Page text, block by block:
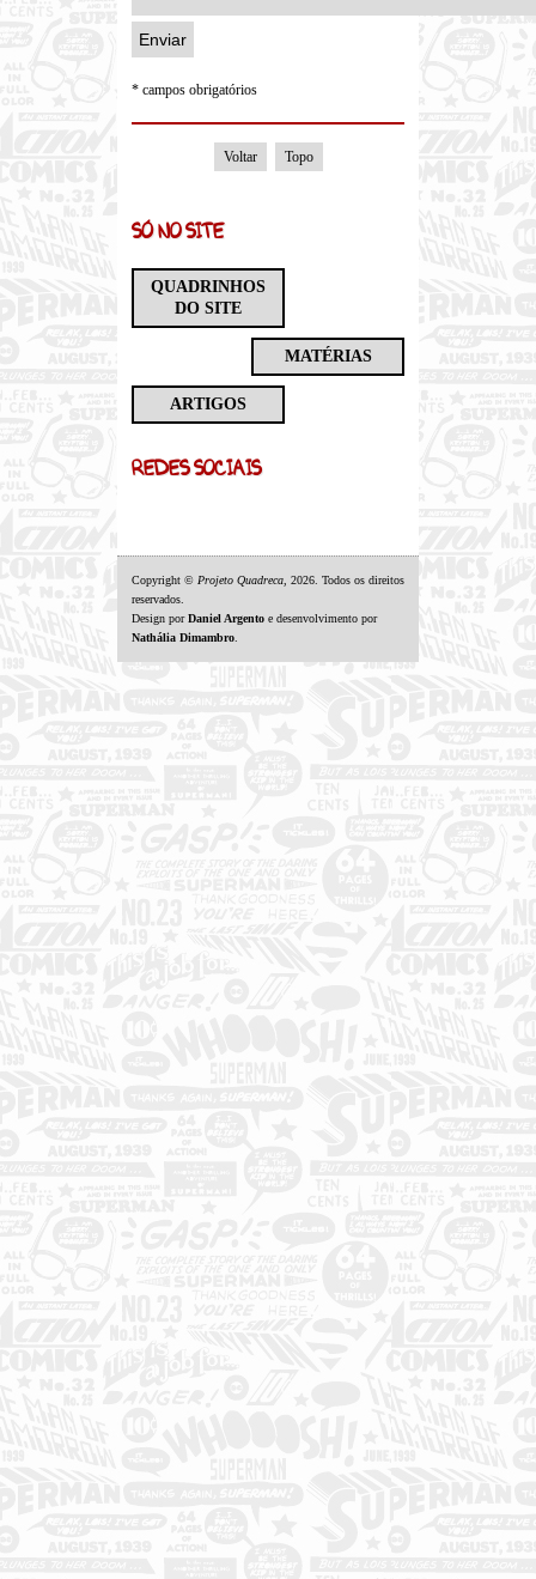
* campos obrigatórios
Voltar Topo
SÓ NO SITE
QUADRINHOS
DO SITE
MATÉRIAS
ARTIGOS
REDES SOCIAIS
Copyright © Projeto Quadreca , 2026. Todos os direitos
reservados.
Design porDaniel Argento e desenvolvimento por
Nathália Dimambro